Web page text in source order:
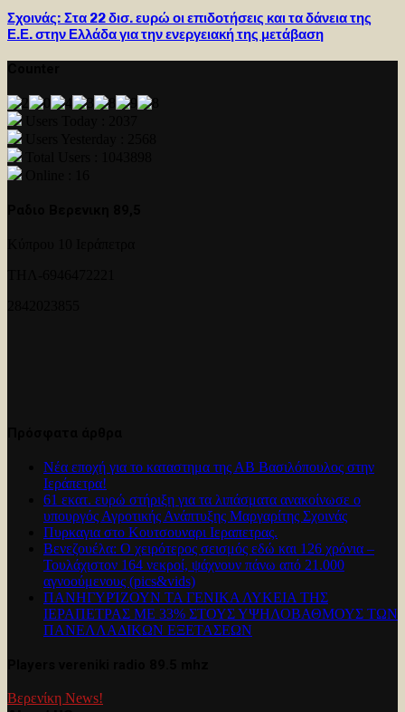
Σχοινάς: Στα 22 δισ. ευρώ οι επιδοτήσεις και τα δάνεια της
Ε.Ε. στην Ελλάδα για την ενεργειακή της μετάβαση
Νέα εποχή για το καταστημα της ΑΒ Βασιλόπουλος στην
Ιεράπετρα!
61 εκατ. ευρώ στήριξη για τα λιπάσματα ανακοίνωσε ο
υπουργός Αγροτικής Ανάπτυξης Μαργαρίτης Σχοινάς
Πυρκαγια στο Κουτσουναρι Ιεραπετρας.
Βενεζουέλα: Ο χειρότερος σεισμός εδώ και 126 χρόνια –
Τουλάχιστον 164 νεκροί, ψάχνουν πάνω από 21.000
αγνοούμενους (pics&vids)
ΠΑΝΗΓΥΡΊΖΟΥΝ ΤΑ ΓΕΝΙΚΑ ΛΥΚΕΙΑ ΤΗΣ
ΙΕΡΑΠΕΤΡΑΣ ΜΕ 33% ΣΤΟΥΣ ΥΨΗΛΟΒΑΘΜΟΥΣ ΤΩΝ
ΠΑΝΕΛΛΑΔΙΚΩΝ ΕΞΕΤΑΣΕΩΝ
Βερενίκη News!